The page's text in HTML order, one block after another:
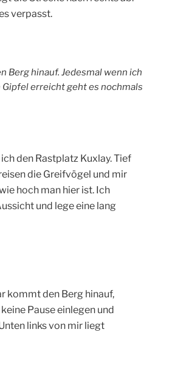
verpasst.
Berg hinauf. Jedesmal wenn ich
Gipfel erreicht geht es nochmals
den Rastplatz Kuxlay. Tief
die Greifvögel und mir
hoch man hier ist. Ich
und lege eine lang
kommt den Berg hinauf,
Pause einlegen und
links von mir liegt